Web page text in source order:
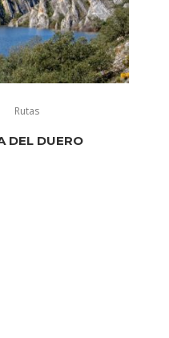
Rutas
DEL DUERO